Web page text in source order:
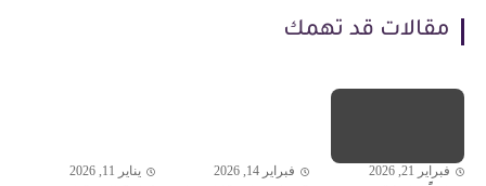
مقالات قد تهمك
فبراير 21, 2026 فبراير 14, 2026 يناير 11, 2026